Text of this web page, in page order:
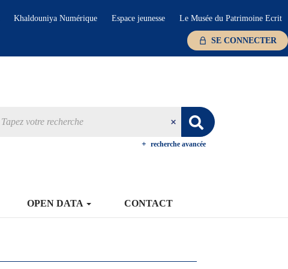
Khaldouniya Numérique Espace jeunesse Le Musée du Patrimoine Ecrit
SE CONNECTER
recherche avancée
OPEN DATA CONTACT